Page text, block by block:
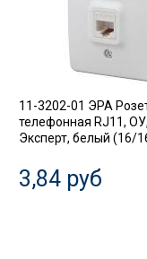
11-3202-01 ЭРА
телефонная RJ11,
Эксперт, белый (16/
3,84 руб